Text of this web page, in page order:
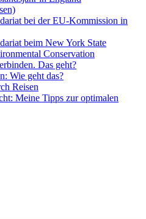
bei der EU-Kommission in
beim New York State
Conservation
Das geht?
Wie geht das?
Reisen
Meine Tipps zur optimalen